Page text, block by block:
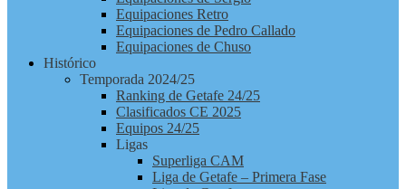
Equipaciones Retro
Equipaciones de Pedro Callado
Equipaciones de Chuso
Histórico
Temporada 2024/25
Ranking de Getafe 24/25
Clasificados CE 2025
Equipos 24/25
Ligas
Superliga CAM
Liga de Getafe – Primera Fase